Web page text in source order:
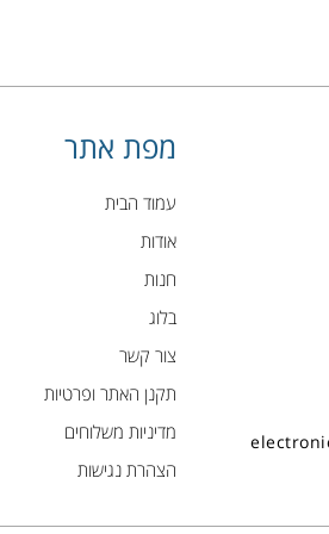
מפת אתר
עמוד הבית
אודות
חנות
בלוג
צור קשר
תקנן האתר ופרטיות
מדיניות משלוחים
הצהרת נגישות